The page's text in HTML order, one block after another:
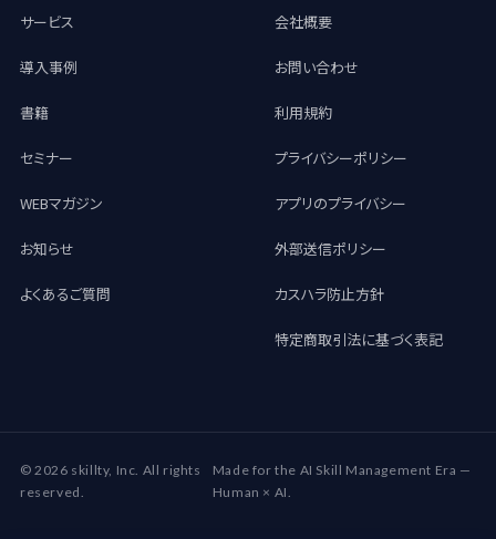
サービス
導入事例
書籍
セミナー
WEBマガジン
お知らせ
よくあるご質問
会社概要
お問い合わせ
利用規約
プライバシーポリシー
アプリのプライバシー
外部送信ポリシー
カスハラ防止方針
特定商取引法に基づく表記
© 2026 skillty, Inc. All rights
reserved.
Made for the AI Skill Management Era —
Human × AI.